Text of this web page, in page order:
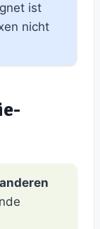
ist
nicht